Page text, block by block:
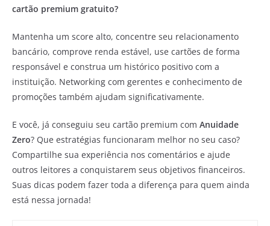
cartão premium gratuito?
Mantenha um score alto, concentre seu relacionamento
bancário, comprove renda estável, use cartões de forma
responsável e construa um histórico positivo com a
instituição. Networking com gerentes e conhecimento de
promoções também ajudam significativamente.
E você, já conseguiu seu cartão premium com Anuidade
Zero? Que estratégias funcionaram melhor no seu caso?
Compartilhe sua experiência nos comentários e ajude
outros leitores a conquistarem seus objetivos financeiros.
Suas dicas podem fazer toda a diferença para quem ainda
está nessa jornada!